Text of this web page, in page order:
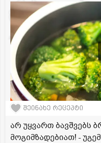
შეინახე რეცეპტი
არ უყვართ ბავშვებს
მოგიმზადებიათ! -